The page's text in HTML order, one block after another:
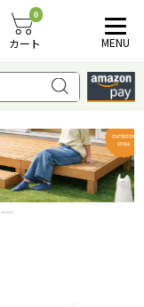
0
カート MENU